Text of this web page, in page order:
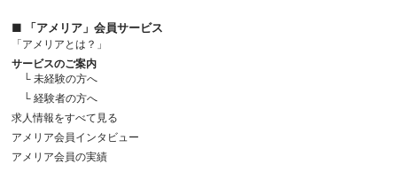
■ 「アメリア」会員サービス
「アメリアとは？」
サービスのご案内
└ 未経験の方へ
└ 経験者の方へ
求人情報をすべて見る
アメリア会員インタビュー
アメリア会員の実績